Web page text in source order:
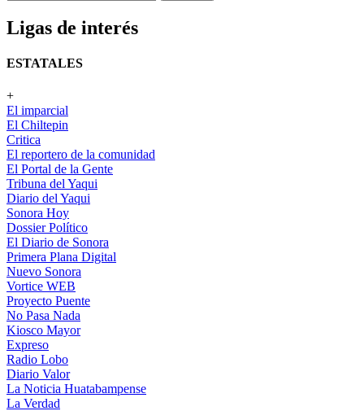
Ligas de interés
ESTATALES
+
El imparcial
El Chiltepin
Critica
El reportero de la comunidad
El Portal de la Gente
Tribuna del Yaqui
Diario del Yaqui
Sonora Hoy
Dossier Político
El Diario de Sonora
Primera Plana Digital
Nuevo Sonora
Vortice WEB
Proyecto Puente
No Pasa Nada
Kiosco Mayor
Expreso
Radio Lobo
Diario Valor
La Noticia Huatabampense
La Verdad